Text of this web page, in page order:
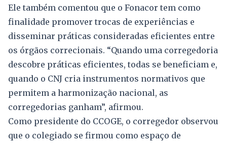
Ele também comentou que o Fonacor tem como
finalidade promover trocas de experiências e
disseminar práticas consideradas eficientes entre
os órgãos correcionais. “Quando uma corregedoria
descobre práticas eficientes, todas se beneficiam e,
quando o CNJ cria instrumentos normativos que
permitem a harmonização nacional, as
corregedorias ganham”, afirmou.
Como presidente do CCOGE, o corregedor observou
que o colegiado se firmou como espaço de